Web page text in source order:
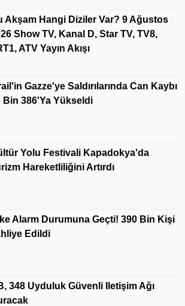
Akşam Hangi Diziler Var? 9 Ağustos
Show TV, Kanal D, Star TV, TV8,
ATV Yayın Akışı
Gazze'ye Saldırılarında Can Kaybı
Bin 386'ya Yükseldi
Yolu Festivali Kapadokya'da
Hareketliliğini Artırdı
Alarm Durumuna Geçti! 390 Bin Kişi
Edildi
348 Uyduluk Güvenli Iletişim Ağı